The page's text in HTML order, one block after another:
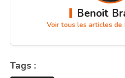
Benoit
Voir tous les articles de
Tags :